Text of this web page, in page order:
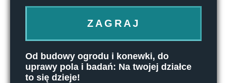
ZAGRAJ
Od budowy ogrodu i konewki, do
uprawy pola i badań: Na twojej działce
to się dzieje!